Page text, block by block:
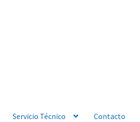
Servicio Técnico Contacto